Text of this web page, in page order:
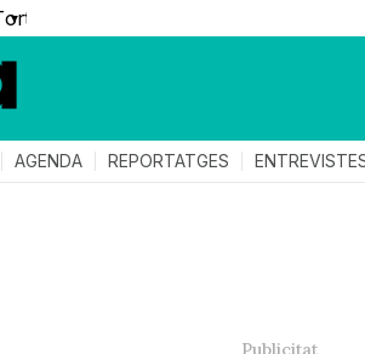
▼
AGENDA REPORTATGES